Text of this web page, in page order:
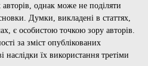
авторів, однак може не поділяти
Думки, викладені в статтях,
є особистою точкою зору авторів.
за зміст опублікованих
наслідки їх використання третіми